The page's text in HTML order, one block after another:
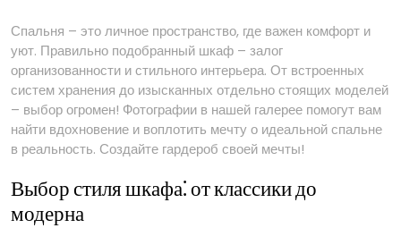
Спальня – это личное пространство, где важен комфорт и
уют. Правильно подобранный шкаф – залог
организованности и стильного интерьера. От встроенных
систем хранения до изысканных отдельно стоящих моделей
– выбор огромен! Фотографии в нашей галерее помогут вам
найти вдохновение и воплотить мечту о идеальной спальне
в реальность. Создайте гардероб своей мечты!
Выбор стиля шкафа⁚ от классики до
модерна